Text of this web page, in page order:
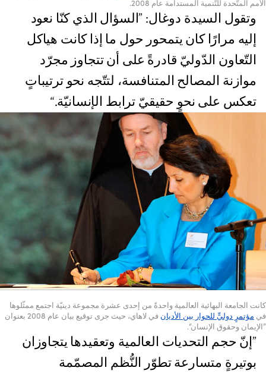
الأمم المتّحدة للتّنمية المستدامة عام 2008.
وتقول السيدة دوغال: ”السؤال الذي كنّا نعود
إليه مرارًا كان يتمحور حول ما إذا كانت هياكل
التّعاون الدّوليّ قادرةً على أن تتجاوز مجرّد
موازنة المصالح المتنافسة، لتتّجه نحو ترتيباتٍ
تعكس على نحوٍ حقيقيّ ترابط الإنسانيّة.“
كانت الجامعة البهائية العالمية واحدةً من إحدى عشرة مجموعة دينيّة اجتمع ممثّلوها
في مؤتمرٍ دوليٍّ للحوار بين الأديان
في لاهاي، حيث جرى توقيع بيان عام 2008 بعنوان
”الإيمان وحقوق الإنسان“.
”إنّ حجم التحديات العالمية وتعقيدها يتجاوزان
بوتيرةٍ متسارعة تطوّر النُّظم المصمّمة